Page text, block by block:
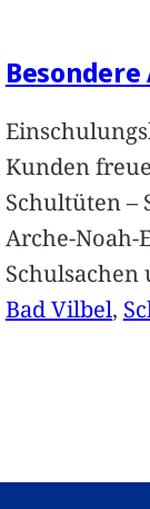
Kunden
Schultüten –
Arche-Noah-
Schulsachen
Bad Vilbel,